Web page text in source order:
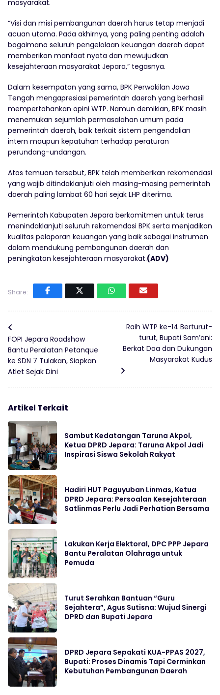
masyarakat.
“Visi dan misi pembangunan daerah harus tetap menjadi
acuan utama. Pada akhirnya, yang paling penting adalah
bagaimana seluruh pengelolaan keuangan daerah dapat
memberikan manfaat nyata dan mewujudkan
kesejahteraan masyarakat Jepara,” tegasnya.
Dalam kesempatan yang sama, BPK Perwakilan Jawa
Tengah mengapresiasi pemerintah daerah yang berhasil
mempertahankan opini WTP. Namun demikian, BPK masih
menemukan sejumlah permasalahan umum pada
pemerintah daerah, baik terkait sistem pengendalian
intern maupun kepatuhan terhadap peraturan
perundang-undangan.
Atas temuan tersebut, BPK telah memberikan rekomendasi
yang wajib ditindaklanjuti oleh masing-masing pemerintah
daerah paling lambat 60 hari sejak LHP diterima.
Pemerintah Kabupaten Jepara berkomitmen untuk terus
menindaklanjuti seluruh rekomendasi BPK serta menjadikan
kualitas pelaporan keuangan yang baik sebagai instrumen
dalam mendukung pembangunan daerah dan
peningkatan kesejahteraan masyarakat.(ADV)
Share:
FOPI Jepara Roadshow
Bantu Peralatan Petanque
ke SDN 7 Tulakan, Siapkan
Atlet Sejak Dini
Raih WTP ke-14 Berturut-
turut, Bupati Sam’ani:
Berkat Doa dan Dukungan
Masyarakat Kudus
Artikel Terkait
Sambut Kedatangan Taruna Akpol,
Ketua DPRD Jepara: Taruna Akpol Jadi
Inspirasi Siswa Sekolah Rakyat
Hadiri HUT Paguyuban Linmas, Ketua
DPRD Jepara: Persoalan Kesejahteraan
Satlinmas Perlu Jadi Perhatian Bersama
Lakukan Kerja Elektoral, DPC PPP Jepara
Bantu Peralatan Olahraga untuk
Pemuda
Turut Serahkan Bantuan “Guru
Sejahtera”, Agus Sutisna: Wujud Sinergi
DPRD dan Bupati Jepara
DPRD Jepara Sepakati KUA-PPAS 2027,
Bupati: Proses Dinamis Tapi Cerminkan
Kebutuhan Pembangunan Daerah